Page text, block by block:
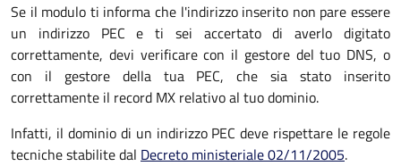
Se il modulo ti informa che l'indirizzo inserito non pare essere
un indirizzo PEC e ti sei accertato di averlo digitato
correttamente, devi verificare con il gestore del tuo DNS, o
con il gestore della tua PEC, che sia stato inserito
correttamente il record MX relativo al tuo dominio.
Infatti, il dominio di un indirizzo PEC deve rispettare le regole
tecniche stabilite dal Decreto ministeriale 02/11/2005.